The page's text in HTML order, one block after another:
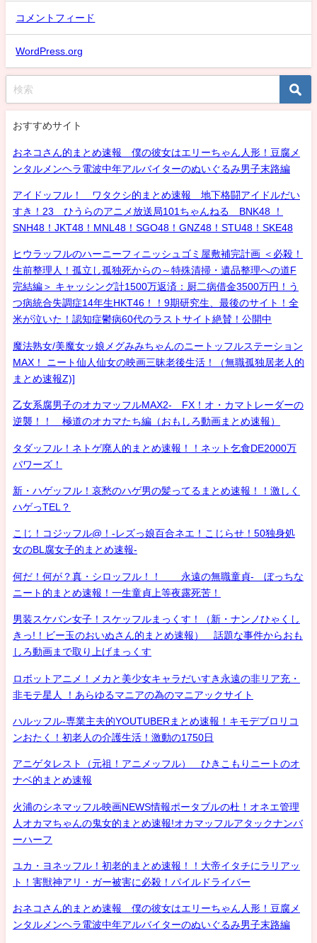
コメントフィード
WordPress.org
おすすめサイト
おネコさん的まとめ速報 僕の彼女はエリーちゃん人形！豆腐メ
ンタルメンヘラ電波中年アルバイターのぬいぐるみ男子末路編
アイドッフル！ ワタクシ的まとめ速報 地下格闘アイドルだい
すき！23 ひうらのアニメ放送局101ちゃんねる BNK48 ！
SNH48！JKT48！MNL48！SGO48！GNZ48！STU48！SKE48
ヒウラッフルのハーニーフィニッシュゴミ屋敷補完計画 ＜必殺！
生前整理人！孤立し孤独死からの～特殊清掃・遺品整理への道F
完結編＞ キャッシング計1500万返済：厨二病借金3500万円！う
つ病統合失調症14年生HKT46！！9期研究生、最後のサイト！全
米が泣いた！認知症鬱病60代のラストサイト絶賛！公開中
魔法熟女/美魔女ッ娘メグみみちゃんのニートッフルステーション
MAX！ ニート仙人仙女の映画三昧老後生活！（無職孤独居老人的
まとめ速報Z)]
乙女系腐男子のオカマッフルMAX2- FX！オ・カマトレーダーの
逆襲！！ 極道のオカマたち編（おもしろ動画まとめ速報）
タダッフル！ネトゲ廃人的まとめ速報！！ネット乞食DE2000万
パワーズ！
新・ハゲッフル！哀愁のハゲ男の髪ってるまとめ速報！！激しく
ハゲっTEL？
こじ！コジッフル@！-レズっ娘百合ネエ！こじらせ！50独身処
女のBL腐女子的まとめ速報-
何だ！何が？真・シロッフル！！ 永遠の無職童貞- ぼっちな
ニート的まとめ速報！一生童貞上等夜露死苦！
男装スケバン女子！スケッフルまっくす！（新・ナンノひゃくし
きっ!！ビー玉のおいぬさん的まとめ速報） 話題な事件からおも
しろ動画まで取り上げまっくす
ロボットアニメ！メカと美少女キャラだいすき永遠の非リア充・
非モテ星人 ！あらゆるマニアの為のマニアックサイト
ハルッフル-専業主夫的YOUTUBERまとめ速報！キモデブロリコ
ンおたく！初老人の介護生活！激動の1750日
アニゲタレスト（元祖！アニメッフル） ひきこもりニートのオ
ナベ的まとめ速報
火浦のシネマッフル映画NEWS情報ポータブルの杜！オネエ管理
人オカマちゃんの鬼女的まとめ速報!オカマッフルアタックナンバ
ーハーフ
ユカ・ヨネッフル！初老的まとめ速報！！大帝イタチにラリアッ
ト！害獣神アリ・ガー被害に必殺！パイルドライバー
おネコさん的まとめ速報 僕の彼女はエリーちゃん人形！豆腐メ
ンタルメンヘラ電波中年アルバイターのぬいぐるみ男子末路編